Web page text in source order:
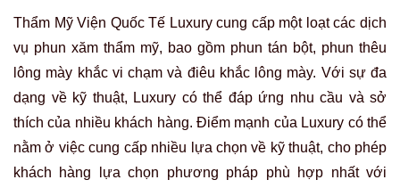
Thẩm Mỹ Viện Quốc Tế Luxury cung cấp một loạt các dịch
vụ phun xăm thẩm mỹ, bao gồm phun tán bột, phun thêu
lông mày khắc vi chạm và điêu khắc lông mày. Với sự đa
dạng về kỹ thuật, Luxury có thể đáp ứng nhu cầu và sở
thích của nhiều khách hàng. Điểm mạnh của Luxury có thể
nằm ở việc cung cấp nhiều lựa chọn về kỹ thuật, cho phép
khách hàng lựa chọn phương pháp phù hợp nhất với